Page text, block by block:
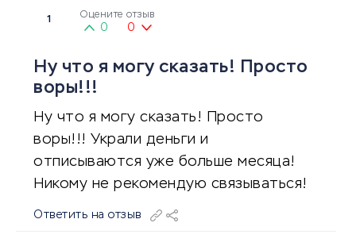
1 Оцените отзыв
0 0
Ну что я могу сказать! Просто
воры!!!
Ну что я могу сказать! Просто
воры!!! Украли деньги и
отписываются уже больше месяца!
Никому не рекомендую связываться!
Ответить на отзыв